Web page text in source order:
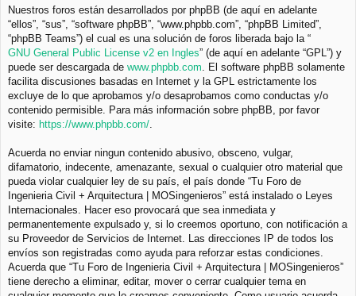
Nuestros foros están desarrollados por phpBB (de aquí en adelante
“ellos”, “sus”, “software phpBB”, “www.phpbb.com”, “phpBB Limited”,
“phpBB Teams”) el cual es una solución de foros liberada bajo la “
GNU General Public License v2 en Ingles” (de aquí en adelante “GPL”) y
puede ser descargada de www.phpbb.com . El software phpBB solamente
facilita discusiones basadas en Internet y la GPL estrictamente los
excluye de lo que aprobamos y/o desaprobamos como conductas y/o
contenido permisible. Para más información sobre phpBB, por favor
visite: https://www.phpbb.com/
Acuerda no enviar ningun contenido abusivo, obsceno, vulgar,
difamatorio, indecente, amenazante, sexual o cualquier otro material que
pueda violar cualquier ley de su país, el país donde “Tu Foro de
Ingenieria Civil + Arquitectura | MOSingenieros” está instalado o Leyes
Internacionales. Hacer eso provocará que sea inmediata y
permanentemente expulsado y, si lo creemos oportuno, con notificación a
su Proveedor de Servicios de Internet. Las direcciones IP de todos los
envíos son registradas como ayuda para reforzar estas condiciones.
Acuerda que “Tu Foro de Ingenieria Civil + Arquitectura | MOSingenieros”
tiene derecho a eliminar, editar, mover o cerrar cualquier tema en